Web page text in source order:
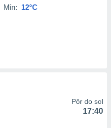
Min: 12°C
Pôr do sol
17:40